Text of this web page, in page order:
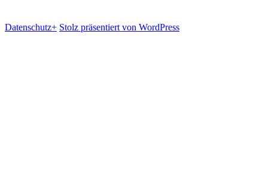
Datenschutz+ Stolz präsentiert von WordPress